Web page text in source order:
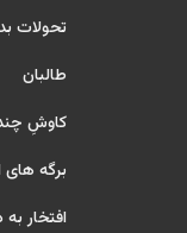
تحولات
طالبان
کاوشِ
برگه های
افتخار به